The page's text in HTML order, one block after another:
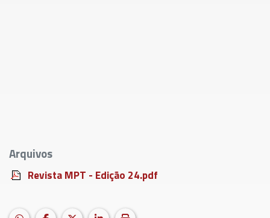
Arquivos
Revista MPT - Edição 24.pdf